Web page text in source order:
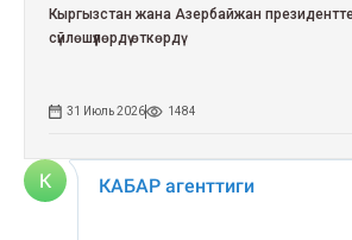
Кыргызстан жана Азербайжан
сүйлөшүүлөрдү өткөрдү
31 Июль 2026 1484